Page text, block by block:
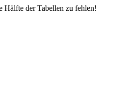
Hälfte der Tabellen zu fehlen!